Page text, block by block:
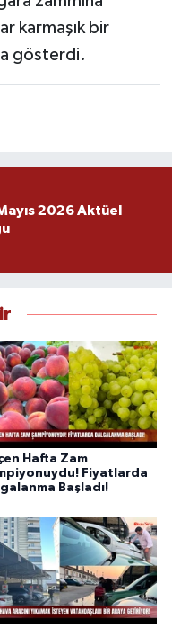
karmaşık bir
gösterdi.
2026 Aktüel
Hafta Zam
Fiyatlarda
Başladı!